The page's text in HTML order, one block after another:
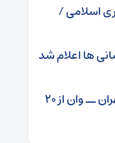
اسلامی /
۵۰۰ هزار تومانی ها اعلام شد
فروش بلیت قطار مسافربری تهران ــ وان از ۲۰